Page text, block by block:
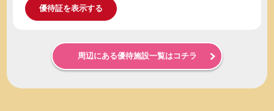
優待証を表示する
周辺にある優待施設一覧はコチラ